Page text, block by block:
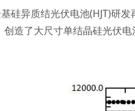
硅异质结光伏电池(HJT)研
创造了大尺寸单结晶硅光伏电